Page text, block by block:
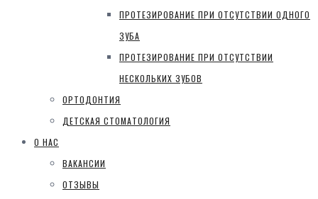
ПРОТЕЗИРОВАНИЕ ПРИ ОТСУТСТВИИ ОДНОГО
ЗУБА
ПРОТЕЗИРОВАНИЕ ПРИ ОТСУТСТВИИ
НЕСКОЛЬКИХ ЗУБОВ
ОРТОДОНТИЯ
ДЕТСКАЯ СТОМАТОЛОГИЯ
О НАС
ВАКАНСИИ
ОТЗЫВЫ